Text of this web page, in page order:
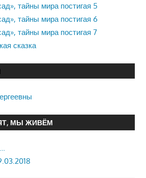
тайны мира постигая 5
тайны мира постигая 6
тайны мира постигая 7
сказка
МЫ ЖИВЁМ